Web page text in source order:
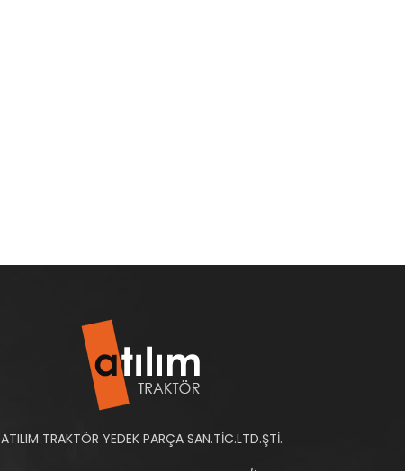
ATILIM TRAKTÖR YEDEK PARÇA SAN.TİC.LTD.ŞTİ.